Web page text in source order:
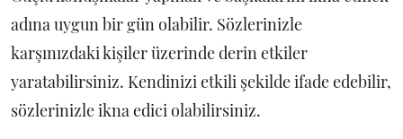
adına uygun bir gün olabilir. Sözlerinizle
karşınızdaki kişiler üzerinde derin etkiler
yaratabilirsiniz. Kendinizi etkili şekilde ifade edebilir,
sözlerinizle ikna edici olabilirsiniz.